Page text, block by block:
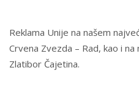
Reklama Unije na našem
Crvena Zvezda – Rad, kao i
Zlatibor Čajetina.